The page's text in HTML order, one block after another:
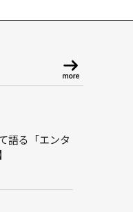
語る「エンタ